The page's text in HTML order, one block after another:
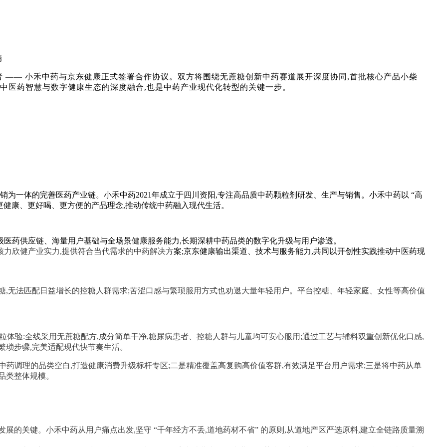
—— 小禾中药与京东健康正式签署合作协议。双方将围绕无蔗糖创新中药赛道展开深度协同,首批核心产品小柴
药智慧与数字健康生态的深度融合,也是中药产业现代化转型的关键一步。
为一体的完善医药产业链。小禾中药2021年成立于四川资阳,专注高品质中药颗粒剂研发、生产与销售。小禾中药以 “高
康、更好喝、更方便的产品理念,推动传统中药融入现代生活。
药供应链、海量用户基础与全场景健康服务能力,长期深耕中药品类的数字化升级与用户渗透。
欣健产业实力,提供符合当代需求的中药解决方案;京东健康输出渠道、技术与服务能力,共同以开创性实践推动中医药现
无法匹配日益增长的控糖人群需求;苦涩口感与繁琐服用方式也劝退大量年轻用户。平台控糖、年轻家庭、女性等高价值
体验:全线采用无蔗糖配方,成分简单干净,糖尿病患者、控糖人群与儿童均可安心服用;通过工艺与辅料双重创新优化口感,
步骤,完美适配现代快节奏生活。
药调理的品类空白,打造健康消费升级标杆专区;二是精准覆盖高复购高价值客群,有效满足平台用户需求;三是将中药从单
类整体规模。
的关键。小禾中药从用户痛点出发,坚守 “千年经方不丢,道地药材不省” 的原则,从道地产区严选原料,建立全链路质量溯